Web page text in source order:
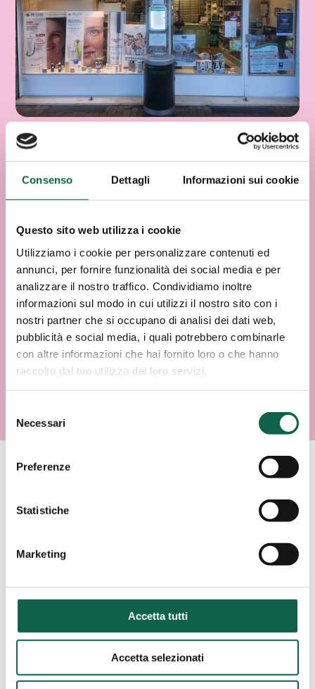
Consenso Dettagli Informazioni sui cookie
Questo sito web utilizza i cookie
Utilizziamo i cookie per personalizzare contenuti ed
annunci, per fornire funzionalità dei social media e per
analizzare il nostro traffico. Condividiamo inoltre
informazioni sul modo in cui utilizzi il nostro sito con i
nostri partner che si occupano di analisi dei dati web,
pubblicità e social media, i quali potrebbero combinarle
con altre informazioni che hai fornito loro o che hanno
raccolto dal tuo utilizzo dei loro servizi.
del
consenso
Necessari
Preferenze
Statistiche
Marketing
Accetta tutti
Accetta selezionati
SCREENING
CARDIOVASCOLARE